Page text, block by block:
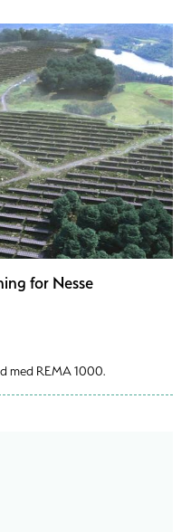
for Nesse
med REMA 1000.